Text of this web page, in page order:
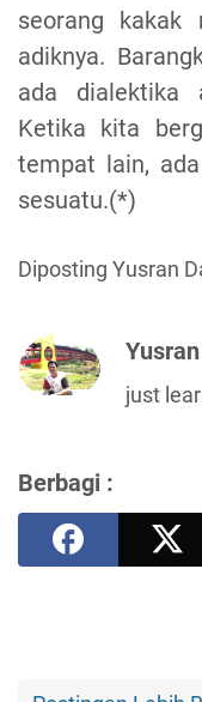
seorang kakak
adiknya.
ada dialektika
Ketika kita
tempat lain,
sesuatu.(*)
Diposting Yusran
just
Berbagi :